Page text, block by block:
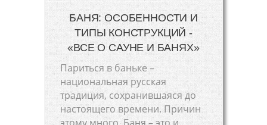
БАНЯ: ОСОБЕННОСТИ И
ТИПЫ КОНСТРУКЦИЙ -
«ВСЕ О САУНЕ И БАНЯХ»
Париться в баньке –
национальная русская
традиция, сохранившаяся до
настоящего времени. Причин
этому много. Баня – это и